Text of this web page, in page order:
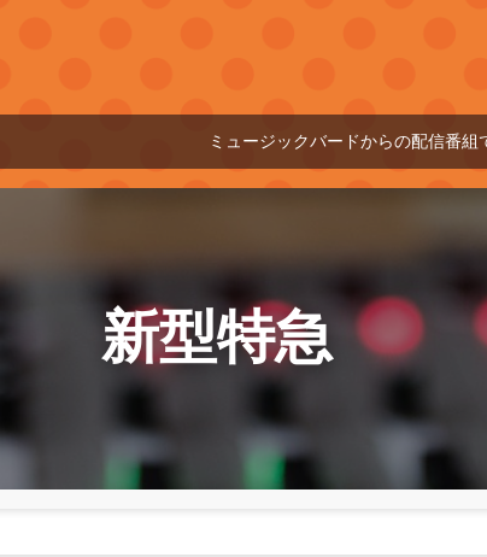
ミュージックバードからの配信番組です
新型特急